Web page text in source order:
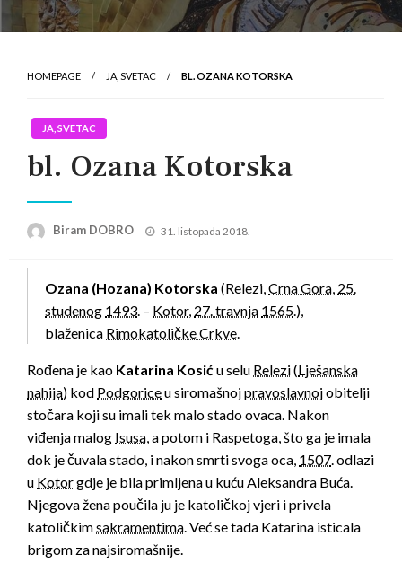
HOMEPAGE JA, SVETAC BL. OZANA KOTORSKA
JA, SVETAC
bl. Ozana Kotorska
Biram DOBRO
Posted
31. listopada 2018.
Ozana (Hozana) Kotorska (Relezi,Crna Gora, 25.
studenog 1493. – Kotor, 27. travnja 1565.),
blaženica Rimokatoličke Crkve.
Rođena je kao Katarina Kosiću selu Relezi(Lješanska
nahija) kod Podgoriceu siromašnojpravoslavnojobitelji
stočara koji su imali tek malo stado ovaca. Nakon
viđenja malog Isusa, a potom i Raspetoga, što ga je imala
dok je čuvala stado, i nakon smrti svoga oca, 1507. odlazi
u Kotorgdje je bila primljena u kuću Aleksandra Buća.
Njegova žena poučila ju je katoličkoj vjeri i privela
katoličkimsakramentima. Već se tada Katarina isticala
brigom za najsiromašnije.